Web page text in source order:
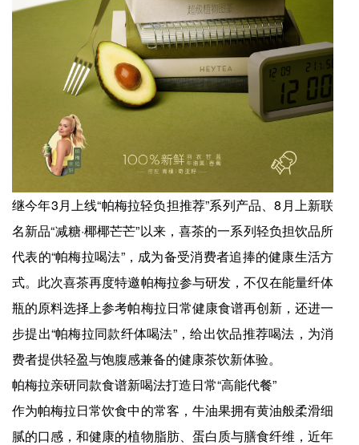
继今年3月上线“帕梅拉轻负担推荐”系列产品、8月上新联
名新品“减糖·椰椰芒芒”以来，喜茶的一系列轻负担饮品所
代表的“帕梅拉喝法”，成为备受消费者追捧的健康生活方
式。此次喜茶再度特邀帕梅拉参与研发，不仅在能量纤体
瓶的原料选择上参考帕梅拉日常健康食谱再创新，还进一
步提出“帕梅拉同款纤体喝法”，给出饮品推荐喝法，为消
费者提供轻盈与饱腹感兼备的健康茶饮新体验。
帕梅拉亲研同款食谱新喝法打造日常“高能代餐”
作为帕梅拉日常饮食中的常客，牛油果拥有黄油般柔滑细
腻的口感，和健康的植物脂肪、蛋白质与膳食纤维，近年